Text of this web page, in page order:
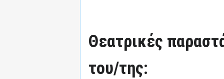
Θεατρικές
του/της: